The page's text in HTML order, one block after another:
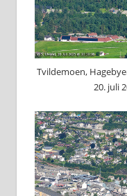
Tvildemoen,
20. juli